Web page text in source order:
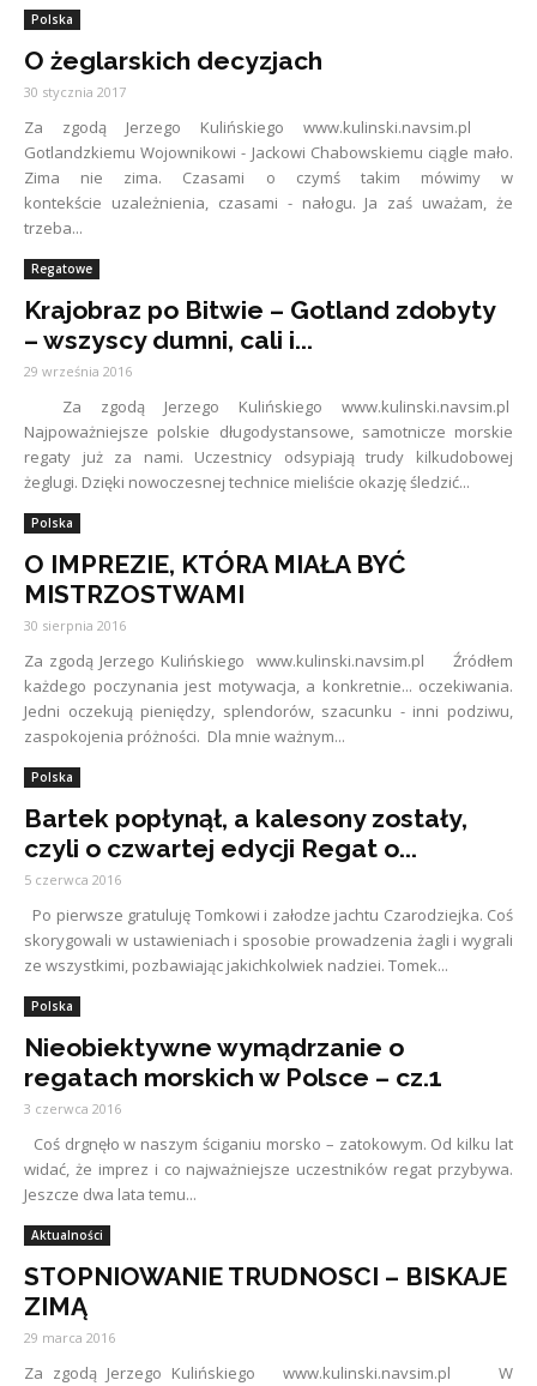
Polska
O żeglarskich decyzjach
30 stycznia 2017
Za zgodą Jerzego Kulińskiego www.kulinski.navsim.pl
Gotlandzkiemu Wojownikowi - Jackowi Chabowskiemu ciągle mało.
Zima nie zima. Czasami o czymś takim mówimy w
kontekście uzależnienia, czasami - nałogu. Ja zaś uważam, że
trzeba...
Regatowe
Krajobraz po Bitwie – Gotland zdobyty
– wszyscy dumni, cali i...
29 września 2016
Za zgodą Jerzego Kulińskiego www.kulinski.navsim.pl
Najpoważniejsze polskie długodystansowe, samotnicze morskie
regaty już za nami. Uczestnicy odsypiają trudy kilkudobowej
żeglugi. Dzięki nowoczesnej technice mieliście okazję śledzić...
Polska
O IMPREZIE, KTÓRA MIAŁA BYĆ
MISTRZOSTWAMI
30 sierpnia 2016
Za zgodą Jerzego Kulińskiego www.kulinski.navsim.pl Źródłem
każdego poczynania jest motywacja, a konkretnie... oczekiwania.
Jedni oczekują pieniędzy, splendorów, szacunku - inni podziwu,
zaspokojenia próżności. Dla mnie ważnym...
Polska
Bartek popłynął, a kalesony zostały,
czyli o czwartej edycji Regat o...
5 czerwca 2016
Po pierwsze gratuluję Tomkowi i załodze jachtu Czarodziejka. Coś
skorygowali w ustawieniach i sposobie prowadzenia żagli i wygrali
ze wszystkimi, pozbawiając jakichkolwiek nadziei. Tomek...
Polska
Nieobiektywne wymądrzanie o
regatach morskich w Polsce – cz.1
3 czerwca 2016
Coś drgnęło w naszym ściganiu morsko – zatokowym. Od kilku lat
widać, że imprez i co najważniejsze uczestników regat przybywa.
Jeszcze dwa lata temu...
Aktualności
STOPNIOWANIE TRUDNOSCI – BISKAJE
ZIMĄ
29 marca 2016
Za zgodą Jerzego Kulińskiego www.kulinski.navsim.pl W